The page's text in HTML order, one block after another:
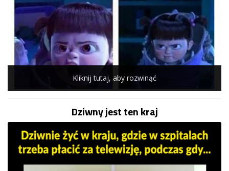
Kliknij tutaj, aby rozwinąć
Dziwny jest ten kraj